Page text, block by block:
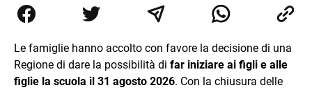
collaborato con grandi gruppi editoriali e agenzie di
comunicazione specializzandosi nella scrittura di articoli
Le famiglie hanno accolto con favore la decisione di una
Regione di dare la possibilità di far iniziare ai figli e alle
figlie la scuola il 31 agosto 2026. Con la chiusura delle